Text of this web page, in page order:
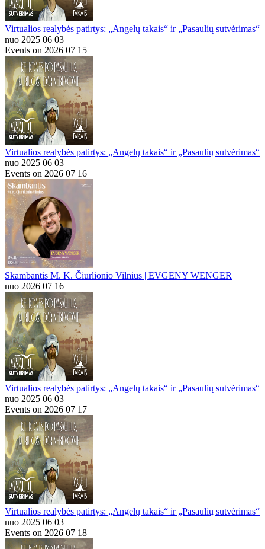
Virtualios realybės patirtys: „Angelų takais“ ir „Pasaulių sutvėrimas“
nuo 2025 06 03
Events on 2026 07 15
Virtualios realybės patirtys: „Angelų takais“ ir „Pasaulių sutvėrimas“
nuo 2025 06 03
Events on 2026 07 16
Skambantis M. K. Čiurlionio Vilnius | EVGENY WENGER
nuo 2026 07 16
Virtualios realybės patirtys: „Angelų takais“ ir „Pasaulių sutvėrimas“
nuo 2025 06 03
Events on 2026 07 17
Virtualios realybės patirtys: „Angelų takais“ ir „Pasaulių sutvėrimas“
nuo 2025 06 03
Events on 2026 07 18